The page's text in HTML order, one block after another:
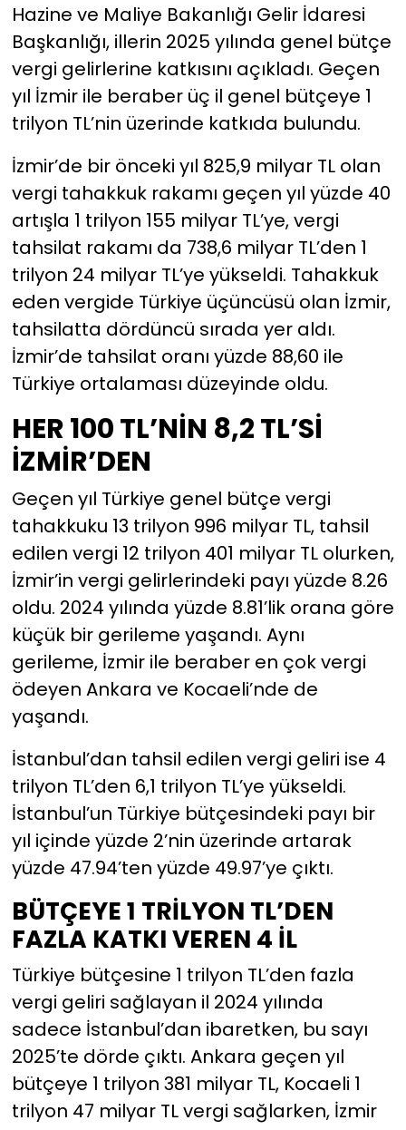
Hazine ve Maliye Bakanlığı Gelir İdaresi
Başkanlığı, illerin 2025 yılında genel bütçe
vergi gelirlerine katkısını açıkladı. Geçen
yıl İzmir ile beraber üç il genel bütçeye 1
trilyon TL’nin üzerinde katkıda bulundu.
İzmir’de bir önceki yıl 825,9 milyar TL olan
vergi tahakkuk rakamı geçen yıl yüzde 40
artışla 1 trilyon 155 milyar TL’ye, vergi
tahsilat rakamı da 738,6 milyar TL’den 1
trilyon 24 milyar TL’ye yükseldi. Tahakkuk
eden vergide Türkiye üçüncüsü olan İzmir,
tahsilatta dördüncü sırada yer aldı.
İzmir’de tahsilat oranı yüzde 88,60 ile
Türkiye ortalaması düzeyinde oldu.
HER 100 TL’NİN 8,2 TL’Sİ
İZMİR’DEN
Geçen yıl Türkiye genel bütçe vergi
tahakkuku 13 trilyon 996 milyar TL, tahsil
edilen vergi 12 trilyon 401 milyar TL olurken,
İzmir’in vergi gelirlerindeki payı yüzde 8.26
oldu. 2024 yılında yüzde 8.81’lik orana göre
küçük bir gerileme yaşandı. Aynı
gerileme, İzmir ile beraber en çok vergi
ödeyen Ankara ve Kocaeli’nde de
yaşandı.
İstanbul’dan tahsil edilen vergi geliri ise 4
trilyon TL’den 6,1 trilyon TL’ye yükseldi.
İstanbul’un Türkiye bütçesindeki payı bir
yıl içinde yüzde 2’nin üzerinde artarak
yüzde 47.94’ten yüzde 49.97’ye çıktı.
BÜTÇEYE 1 TRİLYON TL’DEN
FAZLA KATKI VEREN 4 İL
Türkiye bütçesine 1 trilyon TL’den fazla
vergi geliri sağlayan il 2024 yılında
sadece İstanbul’dan ibaretken, bu sayı
2025’te dörde çıktı. Ankara geçen yıl
bütçeye 1 trilyon 381 milyar TL, Kocaeli 1
trilyon 47 milyar TL vergi sağlarken, İzmir